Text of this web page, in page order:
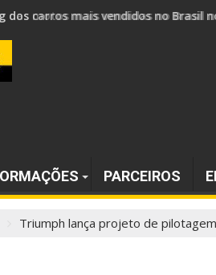
dos carros mais vendidos no Brasil
PARCEIROS
Triumph lança projeto de